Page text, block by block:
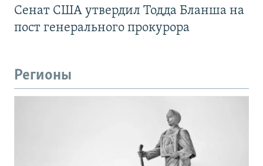
Сенат США утвердил Тодда Бланша на
пост генерального прокурора
Регионы